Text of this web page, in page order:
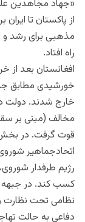
«جهاد مجاهدین
از پاکستان تا
مذهبی برای رشد
راه افتاد.
خارج شدند. دولت
مخالف (مبنی بر
قوت گرفت. در بخش
اتحادجماهیر
رژیم طرفدار
کسب کند. در جبهه
نظامی تحت نظارت
دفاعی به حالت